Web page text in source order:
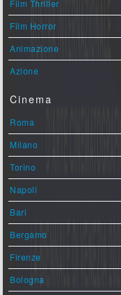
Film Thriller
Film Horror
Animazione
Azione
Cinema
Roma
Milano
Torino
Napoli
Bari
Bergamo
Firenze
Bologna